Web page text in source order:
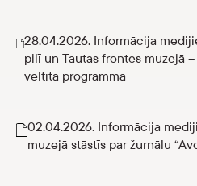
28.04.2026. Informācija
pilī un Tautas frontes muzejā
veltīta programma
02.04.2026. Informācija
muzejā stāstīs par žurnālu